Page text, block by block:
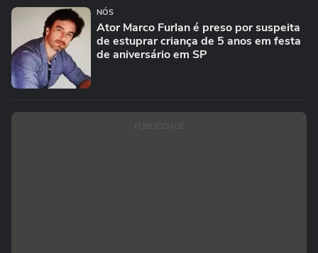
NÓS
Ator Marco Furlan é preso por suspeita
de estuprar criança de 5 anos em festa
de aniversário em SP
PUBLICIDADE